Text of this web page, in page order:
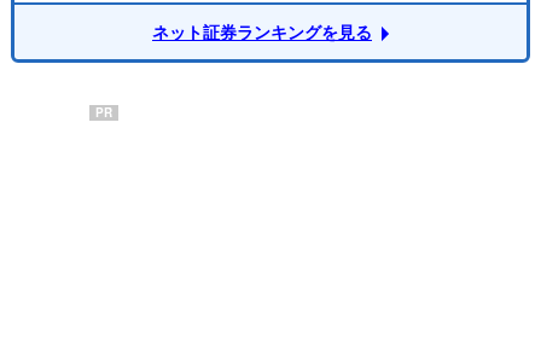
ネット証券ランキングを見る
PR